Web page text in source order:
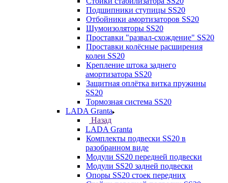
Подшипники ступицы SS20
Отбойники амортизаторов SS20
Шумоизоляторы SS20
Проставки "развал-схождение" SS20
Проставки колёсные расширения
колеи SS20
Крепление штока заднего
амортизатора SS20
Защитная оплётка витка пружины
SS20
Тормозная система SS20
LADA Granta
Назад
LADA Granta
Комплекты подвески SS20 в
разобранном виде
Модули SS20 передней подвески
Модули SS20 задней подвески
Опоры SS20 стоек передних